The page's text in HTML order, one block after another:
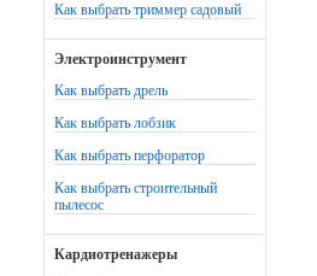
Как выбрать триммер садовый
Электроинструмент
Как выбрать дрель
Как выбрать лобзик
Как выбрать перфоратор
Как выбрать строительный
пылесос
Кардиотренажеры